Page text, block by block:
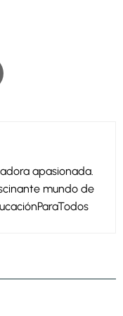
apasionada.
mundo de